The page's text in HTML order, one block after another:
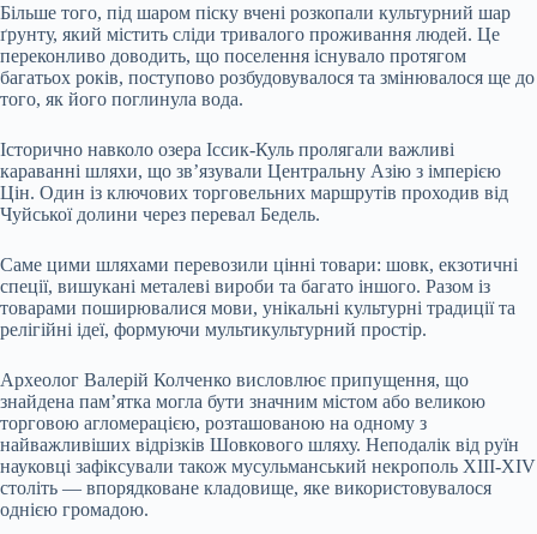
Більше того, під шаром піску вчені розкопали культурний шар
ґрунту, який містить сліди тривалого проживання людей. Це
переконливо доводить, що поселення існувало протягом
багатьох років, поступово розбудовувалося та змінювалося ще до
того, як його поглинула вода.
Історично навколо озера Іссик-Куль пролягали важливі
караванні шляхи, що зв’язували Центральну Азію з імперією
Цін. Один із ключових торговельних маршрутів проходив від
Чуйської долини через перевал Бедель.
Саме цими шляхами перевозили цінні товари: шовк, екзотичні
спеції, вишукані металеві вироби та багато іншого. Разом із
товарами поширювалися мови, унікальні культурні традиції та
релігійні ідеї, формуючи мультикультурний простір.
Археолог Валерій Колченко висловлює припущення, що
знайдена пам’ятка могла бути значним містом або великою
торговою агломерацією, розташованою на одному з
найважливіших відрізків Шовкового шляху. Неподалік від руїн
науковці зафіксували також мусульманський некрополь XIII-XIV
століть — впорядковане кладовище, яке використовувалося
однією громадою.